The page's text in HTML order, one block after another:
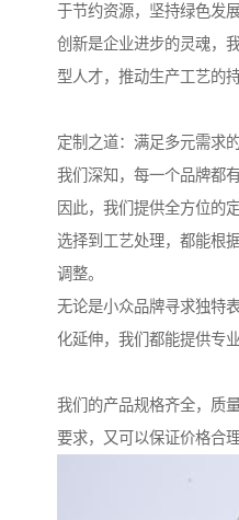
于节约资源，坚持绿色发展
创新是企业进步的灵魂，
型人才，推动生产工艺的持
定制之道：满足多元需求
我们深知，每一个品牌都
因此，我们提供全方位的
选择到工艺处理，都能根
调整。
无论是小众品牌寻求独特
化延伸，我们都能提供专
我们的产品规格齐全，质
要求，又可以保证价格合理